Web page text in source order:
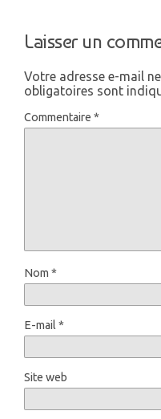
Laisser un
Votre adresse e-mail
obligatoires sont
Commentaire *
Nom *
E-mail *
Site web